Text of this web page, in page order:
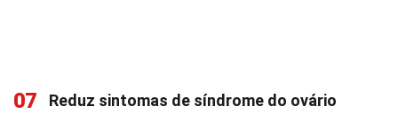
07
Reduz sintomas de síndrome do ovário